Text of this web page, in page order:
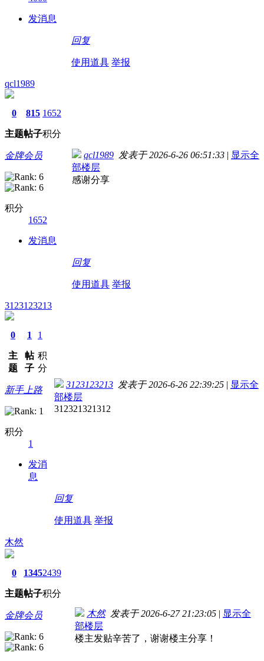
发消息
回复
使用道具 举报
qcl1989
0
主题
815
帖子
1652
积分
金牌会员
积分
1652
发消息
qcl1989 发表于 2026-6-26 06:51:33 | 显示全
部楼层
感谢分享
回复
使用道具 举报
3123123213
0
主
题
1
帖
子
1
积
分
新手上路
积分
1
发消
息
3123123213 发表于 2026-6-26 22:39:25 | 显示全
部楼层
312321321312
回复
使用道具 举报
木然
0
主题
1345
帖子
2439
积分
金牌会员 木然发表于 2026-6-27 21:23:05 | 显示全
部楼层
楼主发贴辛苦了，谢谢楼主分享！